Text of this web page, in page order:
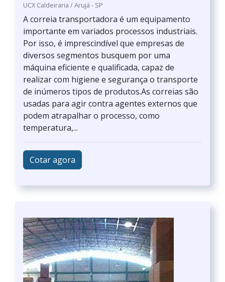
UCX Caldeiraria / Arujá - SP
A correia transportadora é um equipamento
importante em variados processos industriais.
Por isso, é imprescindível que empresas de
diversos segmentos busquem por uma
máquina eficiente e qualificada, capaz de
realizar com higiene e segurança o transporte
de inúmeros tipos de produtos.As correias são
usadas para agir contra agentes externos que
podem atrapalhar o processo, como
temperatura,...
Cotar agora